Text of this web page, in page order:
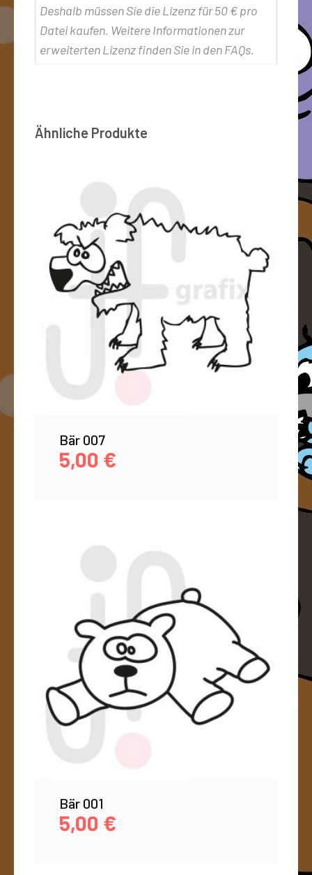
Deshalb müssen Sie die Lizenz für 50 € pro
Datei kaufen. Weitere Informationen zur
erweiterten Lizenz finden Sie in den FAQs.
Ähnliche Produkte
Bär 007
5,00 €
Bär 001
5,00 €